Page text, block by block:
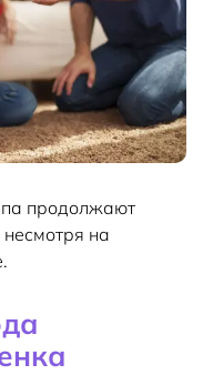
продолжают
на